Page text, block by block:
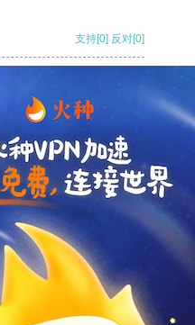
支持[0] 反对[0]
反对
反对[0]